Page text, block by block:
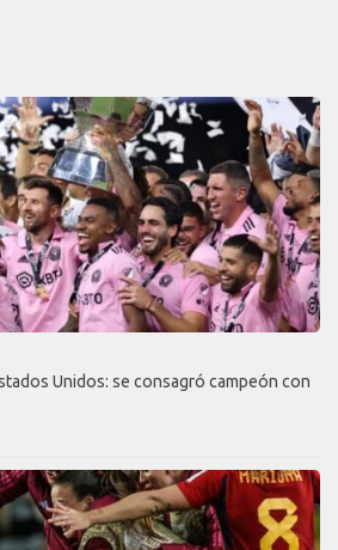
Unidos: se consagró campeón con